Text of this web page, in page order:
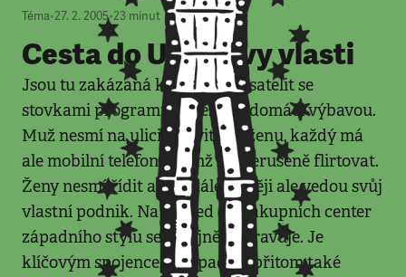
Téma•27. 2. 2005•23 minut
Cesta do Usámovy vlasti
Jsou tu zakázaná kina, přitom satelit se
stovkami programů je běžnou domácí výbavou.
Muž nesmí na ulici oslovit cizí ženu, každý má
ale mobilní telefon, s nímž lze nerušeně flirtovat.
Ženy nesmí řídit auto, stále častěji ale vedou svůj
vlastní podnik. Na dohled od nákupních center
západního stylu se veřejně popravuje. Je
klíčovým spojencem Západu a přitom také